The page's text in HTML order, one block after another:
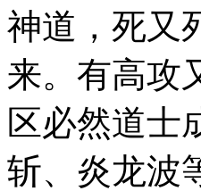
神道，死又
来。有高攻
区必然道士
斩、炎龙波